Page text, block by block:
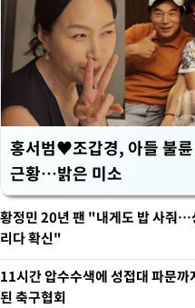
홍서범♥조갑경, 아들 불
근황…밝은 미소
황정민 20년 팬 "내게도 밥 사줘…
리다 확신"
11시간 압수수색에 성접대 파문
된 축구협회